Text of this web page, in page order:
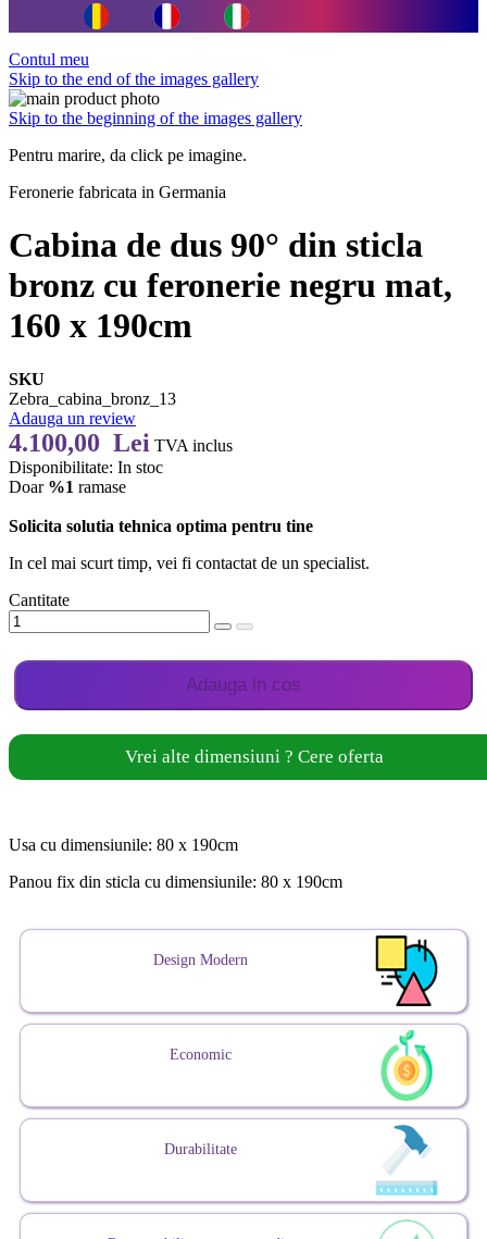
Contul meu
Skip to the end of the images gallery
Skip to the beginning of the images gallery
Pentru marire, da click pe imagine.
Feronerie fabricata in Germania
Cabina de dus 90° din sticla
bronz cu feronerie negru mat,
160 x 190cm
SKU
Zebra_cabina_bronz_13
Adauga un review
4.100,00 Lei TVA inclus
Disponibilitate: In stoc
Doar %1 ramase
Solicita solutia tehnica optima pentru tine
In cel mai scurt timp, vei fi contactat de un specialist.
Cantitate
Adauga in cos
Vrei alte dimensiuni ? Cere oferta
Usa cu dimensiunile: 80 x 190cm
Panou fix din sticla cu dimensiunile: 80 x 190cm
Design Modern
Economic
Durabilitate